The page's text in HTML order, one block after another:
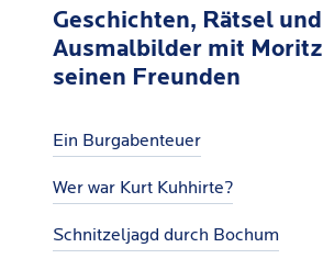
Geschichten, Rätsel und
Ausmalbilder mit
seinen Freunden
Ein Burgabenteuer
Wer war Kurt Kuhhirte?
Schnitzeljagd durch Bochum